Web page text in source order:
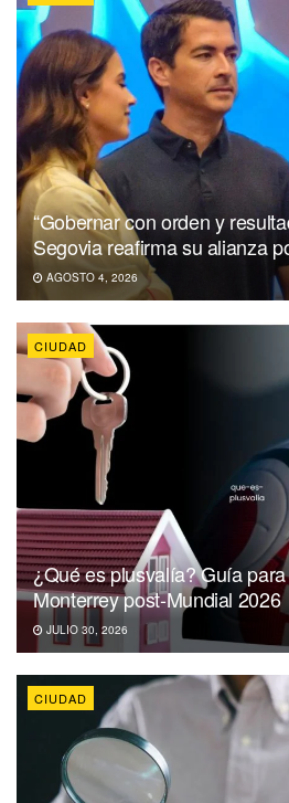
“Gobernar con orden y
Segovia reafirma su alianza
AGOSTO 4, 2026
CIUDAD
¿Qué es plusvalía? Guía
Monterrey post-Mundial 2026
JULIO 30, 2026
CIUDAD